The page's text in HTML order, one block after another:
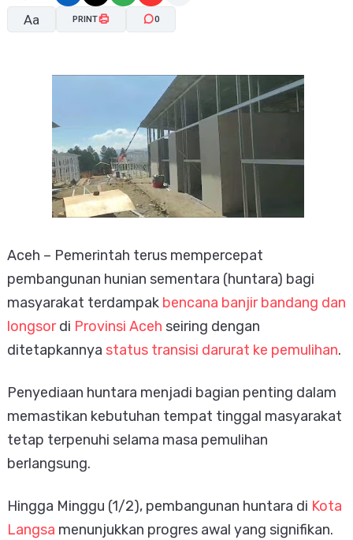
Aa
A+
PRINT 0
Aceh – Pemerintah terus mempercepat
pembangunan hunian sementara (huntara) bagi
masyarakat terdampak bencana banjir bandang dan
longsordi Provinsi Aceh seiring dengan
ditetapkannya status transisi darurat ke pemulihan.
Penyediaan huntara menjadi bagian penting dalam
memastikan kebutuhan tempat tinggal masyarakat
tetap terpenuhi selama masa pemulihan
berlangsung.
Hingga Minggu (1/2), pembangunan huntara di Kota
Langsa menunjukkan progres awal yang signifikan.